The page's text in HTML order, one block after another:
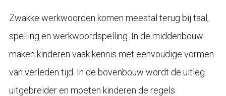
Zwakke werkwoorden komen meestal terug bij taal,
spelling en werkwoordspelling. In de middenbouw
maken kinderen vaak kennis met eenvoudige vormen
van verleden tijd. In de bovenbouw wordt de uitleg
uitgebreider en moeten kinderen de regels